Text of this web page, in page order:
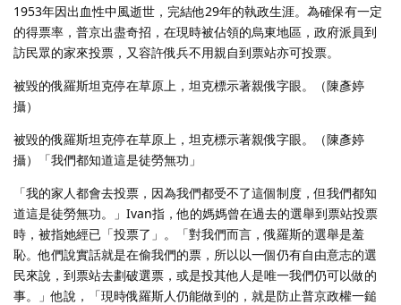
1953年因出血性中風逝世，完結他29年的執政生涯。為確保有一定
的得票率，普京出盡奇招，在現時被佔領的烏東地區，政府派員到
訪民眾的家來投票，又容許俄兵不用親自到票站亦可投票。
被毀的俄羅斯坦克停在草原上，坦克標示著親俄字眼。（陳彥婷
攝）
被毀的俄羅斯坦克停在草原上，坦克標示著親俄字眼。（陳彥婷
攝）「我們都知道這是徒勞無功」
「我的家人都會去投票，因為我們都受不了這個制度，但我們都知
道這是徒勞無功。」Ivan指，他的媽媽曾在過去的選舉到票站投票
時，被指她經已「投票了」。「對我們而言，俄羅斯的選舉是羞
恥。他們說實話就是在偷我們的票，所以以一個仍有自由意志的選
民來說，到票站去劃破選票，或是投其他人是唯一我們仍可以做的
事。」他說，「現時俄羅斯人仍能做到的，就是防止普京政權一鎚